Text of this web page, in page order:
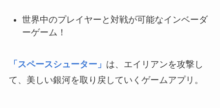
世界中のプレイヤーと対戦が可能なインベーダ
ーゲーム！
「スペースシューター」 は、エイリアンを攻撃し
て、美しい銀河を取り戻していくゲームアプリ。